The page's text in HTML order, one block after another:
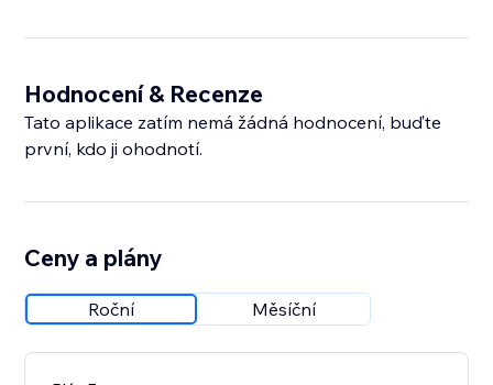
Hodnocení & Recenze
Tato aplikace zatím nemá žádná hodnocení, buďte
první, kdo ji ohodnotí.
Ceny a plány
Roční Měsíční